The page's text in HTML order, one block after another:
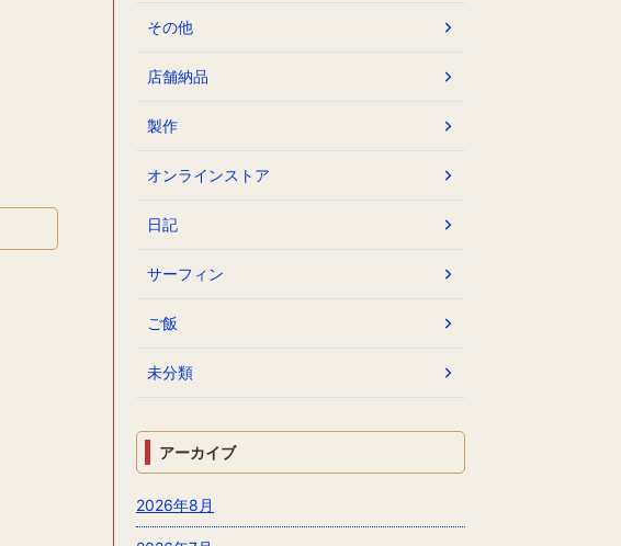
その他
店舗納品
製作
オンラインストア
日記
サーフィン
ご飯
未分類
アーカイブ
2026年8月